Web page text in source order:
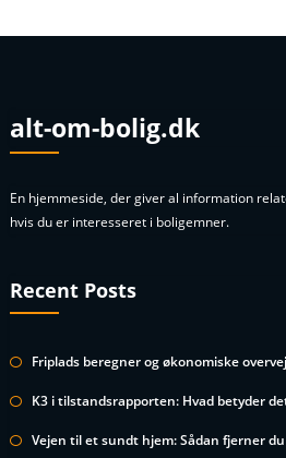
alt-om-bolig.dk
En hjemmeside, der giver al information
hvis du er interesseret i boligemner.
Recent Posts
Friplads beregner og økonomiske
K3 i tilstandsrapporten: Hvad betyder
Vejen til et sundt hjem: Sådan fjerner